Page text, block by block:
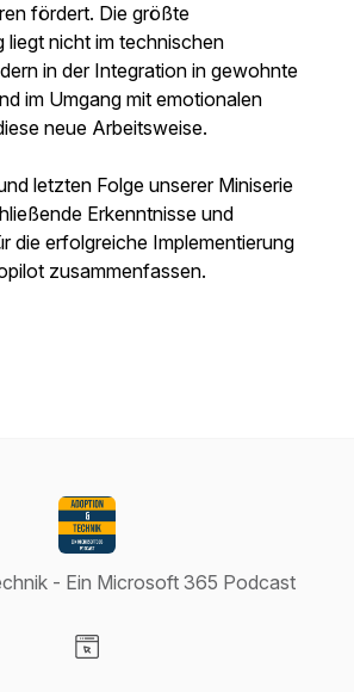
fördert. Die größte
liegt nicht im technischen
in der Integration in gewohnte
im Umgang mit emotionalen
neue Arbeitsweise.
letzten Folge unserer Miniserie
Erkenntnisse und
die erfolgreiche Implementierung
zusammenfassen.
- Ein Microsoft 365 Podcast